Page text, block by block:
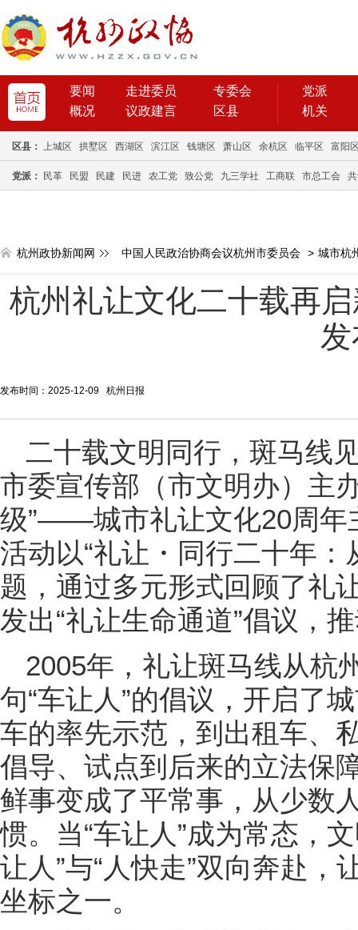
要闻 走进委员
专委会
概况
议政建言 区县
党派
机关
区县： 上城区 拱墅区 西湖区 滨江区 钱塘区 萧山区 余杭区 临平区 富阳
党派： 民革 民盟 民建 民进 农工党 致公党 九三学社 工商联 市总工会
杭州政协新闻网 中国人民政治协商会议杭州市委员会 > 城市杭
杭州礼让文化二十载再
发布时间：2025-12-09 杭州日报
二十载文明同行，斑马线
市委宣传部（市文明办）主
级”——城市礼让文化20周年
活动以“礼让・同行二十年
题，通过多元形式回顾了礼
发出“礼让生命通道”倡议，
2005年，礼让斑马线从杭
句“车让人”的倡议，开启了
车的率先示范，到出租车、
倡导、试点到后来的立法保
鲜事变成了平常事，从少数
惯。当“车让人”成为常态，
让人”与“人快走”双向奔赴
坐标之一。